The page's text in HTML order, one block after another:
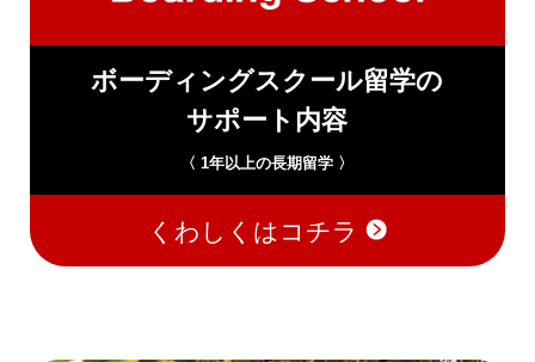
ボーディングスクール留学の
サポート内容
〈 1年以上の長期留学 〉
くわしくはコチラ